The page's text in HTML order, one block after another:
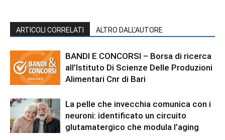
ARTICOLI CORRELATI ALTRO DALL'AUTORE
BANDI E CONCORSI – Borsa di ricerca
all’Istituto Di Scienze Delle Produzioni
Alimentari Cnr di Bari
La pelle che invecchia comunica con i
neuroni: identificato un circuito
glutamatergico che modula l’aging